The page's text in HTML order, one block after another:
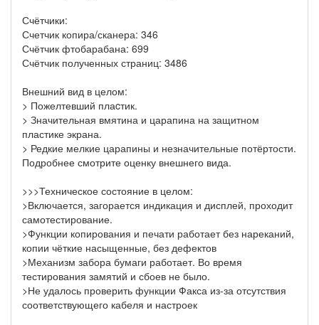
Счётчики:
Счетчик копира/сканера: 346
Счётчик фтобарабана: 699
Счётчик полученных страниц: 3486
Внешний вид в целом:
> Пожелтевший плаcтик.
> Значительная вмятина и царапина на защитном
пластике экрана.
> Редкие мелкие царапины и незначительные потёртости.
Подробнее смотрите оценку внешнего вида.
>>>Техническое состояние в целом:
>Включается, загорается индикация и дисплей, проходит
самотестирование.
>Функции копирования и печати работает без нареканий,
копии чёткие насыщенные, без дефектов
>Механизм забора бумаги работает. Во время
тестирования замятий и сбоев не было.
>Не удалось проверить функции Факса из-за отсутствия
соответствующего кабеля и настроек